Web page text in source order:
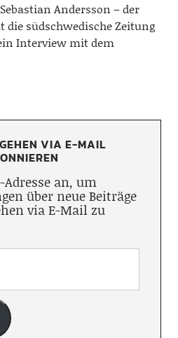
Andersson – der
die südschwedische Zeitung
Interview mit dem
VIA E-MAIL
an, um
über neue Beiträge
via E-Mail zu